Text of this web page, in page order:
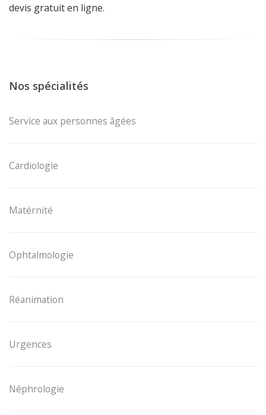
devis gratuit en ligne.
Nos spécialités
Service aux personnes âgées
Cardiologie
Matérnité
Ophtalmologie
Réanimation
Urgences
Néphrologie